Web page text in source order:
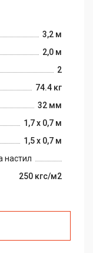
3,2 м
2,0 м
2
74.4 кг
32 мм
1,7 х 0,7 м
1,5 х 0,7 м
настил
250 кгс/м2